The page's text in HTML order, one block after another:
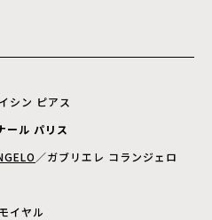
シン ピアス
ール パリス
／ガブリエレ コランジェロ
イヤル